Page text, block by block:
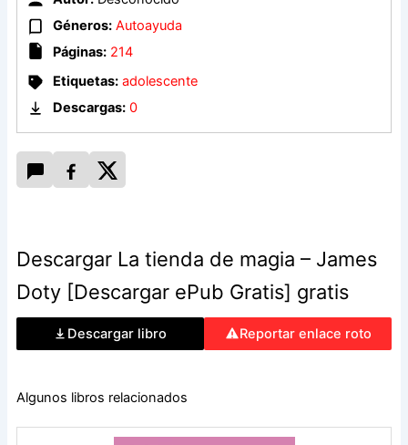
tienda, Jim descubrirá el poder de la neuroplasticidad, capaz
de hacer realidad nuestros mayores deseos. Pero, por
encima de todo, Ruth le enseñará a mantener abierto el
corazón, una lección que el futuro neurocirujano relegará
con desastrosos resultados… hasta que descubra el
verdadero sentido de aquellas enseñanzas de infancia.
James Doty comparte con los lectores su poderoso proceso
de aprendizaje en un libro transformador, a caballo entre el
Géneros: Autoayuda
Páginas: 214
Etiquetas: adolescente
Descargas: 0
Descargar La tienda de magia – James
Doty [Descargar ePub Gratis] gratis
Descargar libro Reportar enlace roto
Algunos libros relacionados